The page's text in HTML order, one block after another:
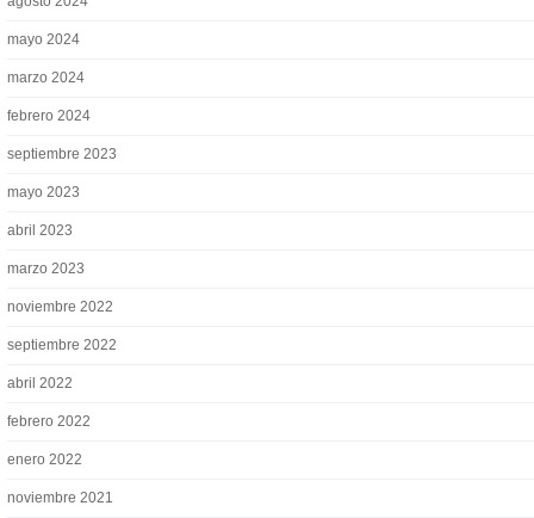
mayo 2024
marzo 2024
febrero 2024
septiembre 2023
mayo 2023
abril 2023
marzo 2023
noviembre 2022
septiembre 2022
abril 2022
febrero 2022
enero 2022
noviembre 2021